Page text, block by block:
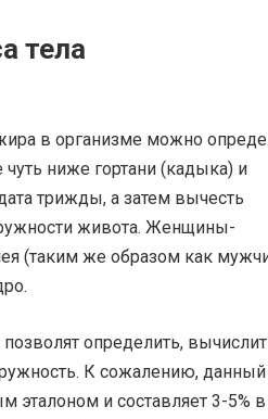
тела
в организме можно
ниже гортани (кадыка) и
трижды, а затем вычесть
живота. Женщины-
(таким же образом как
определить,
К сожалению, данный
эталоном и составляет 3-5% в